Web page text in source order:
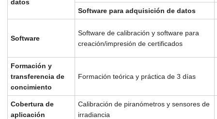
datos
Software para adquisición de datos
Software
Software de calibración y software para
creación/impresión de certificados
Formación y
transferencia de
concimiento
Formación teórica y práctica de 3 días
Cobertura de
aplicación
Calibración de piranómetros y sensores de
irradiancia